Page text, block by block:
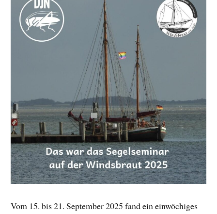
Vom 15. bis 21. September 2025 fand ein einwöchiges